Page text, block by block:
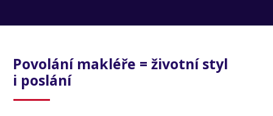
Povolání makléře = životní styl
i poslání